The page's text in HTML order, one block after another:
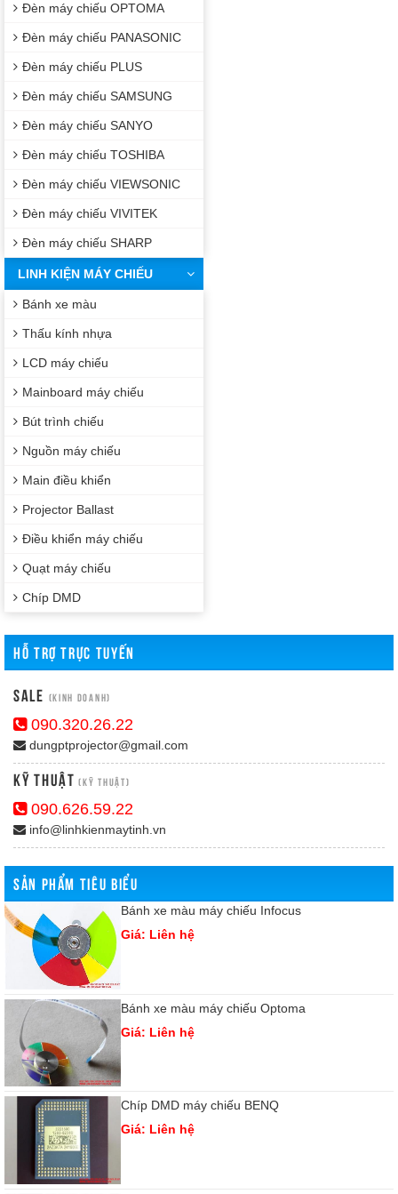
Đèn máy chiếu OPTOMA
Đèn máy chiếu PANASONIC
Đèn máy chiếu PLUS
Đèn máy chiếu SAMSUNG
Đèn máy chiếu SANYO
Đèn máy chiếu TOSHIBA
Đèn máy chiếu VIEWSONIC
Đèn máy chiếu VIVITEK
Đèn máy chiếu SHARP
LINH KIỆN MÁY CHIẾU
Bánh xe màu
Thấu kính nhựa
LCD máy chiếu
Mainboard máy chiếu
Bút trình chiếu
Nguồn máy chiếu
Main điều khiển
Projector Ballast
Điều khiển máy chiếu
Quạt máy chiếu
Chíp DMD
HỖ TRỢ TRỰC TUYẾN
Sale (Kinh doanh)
090.320.26.22
dungptprojector@gmail.com
Kỹ Thuật (Kỹ thuật)
090.626.59.22
info@linhkienmaytinh.vn
SẢN PHẨM TIÊU BIỂU
Bánh xe màu máy chiếu Infocus
Giá: Liên hệ
Bánh xe màu máy chiếu Optoma
Giá: Liên hệ
Chíp DMD máy chiếu BENQ
Giá: Liên hệ